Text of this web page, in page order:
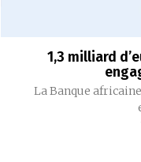
1,3 milliard
‎La Banque